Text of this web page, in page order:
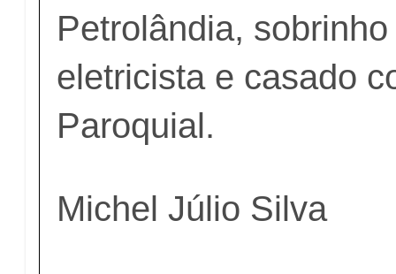
Petrolândia,
eletricista e casado
Paroquial.
Michel Júlio Silva